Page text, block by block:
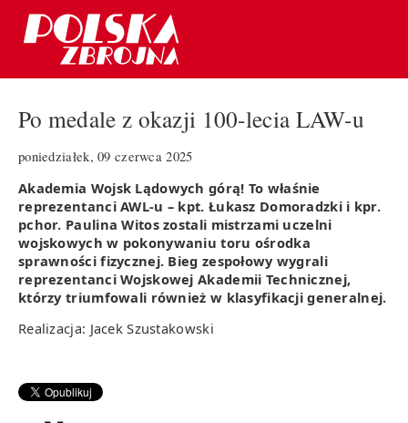
Po medale z okazji 100-lecia LAW-u
poniedziałek, 09 czerwca 2025
Akademia Wojsk Lądowych górą! To właśnie
reprezentanci AWL-u – kpt. Łukasz Domoradzki i kpr.
pchor. Paulina Witos zostali mistrzami uczelni
wojskowych w pokonywaniu toru ośrodka
sprawności fizycznej. Bieg zespołowy wygrali
reprezentanci Wojskowej Akademii Technicznej,
którzy triumfowali również w klasyfikacji generalnej.
Realizacja: Jacek Szustakowski